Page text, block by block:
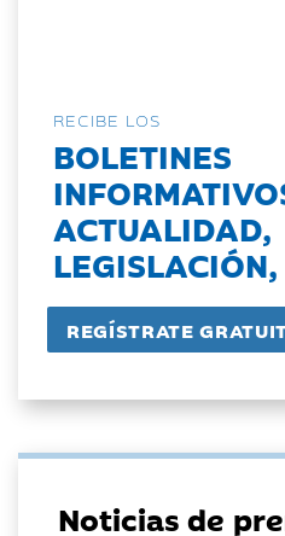
RECIBE LOS
BOLETINES
ACTUALIDAD,
Noticias de